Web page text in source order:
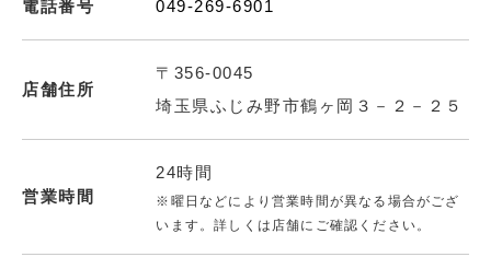
電話番号 049-269-6901
店舗住所
〒356-0045
埼玉県ふじみ野市鶴ヶ岡３－２－２５
営業時間
24時間
※曜日などにより営業時間が異なる場合がござ
います。詳しくは店舗にご確認ください。